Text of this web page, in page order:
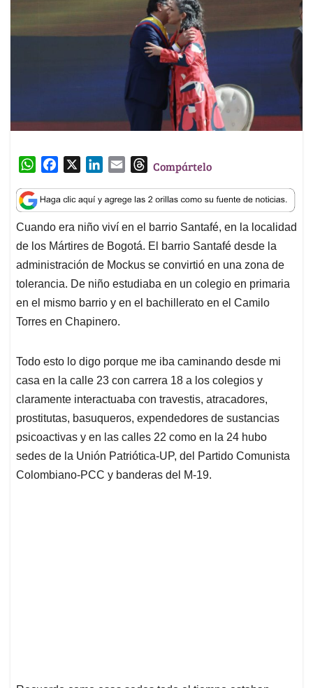
W
a
t
s
A
p
p
c
e
b
o
o
k
n
k
e
d
I
n
a
i
l
T
r
e
a
d
s
Compártelo
Cuando era niño viví en el barrio Santafé, en la localidad
de los Mártires de Bogotá. El barrio Santafé desde la
administración de Mockus se convirtió en una zona de
tolerancia. De niño estudiaba en un colegio en primaria
en el mismo barrio y en el bachillerato en el Camilo
Torres en Chapinero.
Todo esto lo digo porque me iba caminando desde mi
casa en la calle 23 con carrera 18 a los colegios y
claramente interactuaba con travestis, atracadores,
prostitutas, basuqueros, expendedores de sustancias
psicoactivas y en las calles 22 como en la 24 hubo
sedes de la Unión Patriótica-UP, del Partido Comunista
Colombiano-PCC y banderas del M-19.